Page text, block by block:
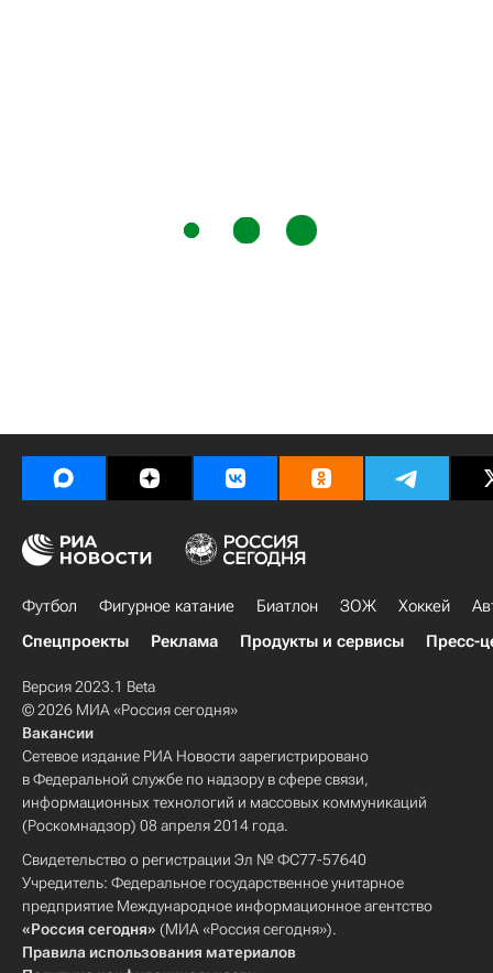
Футбол Фигурное катание Биатлон ЗОЖ Хоккей
Спецпроекты
Реклама Продукты и сервисы Пресс-
Версия 2023.1 Beta
© 2026 МИА «Россия сегодня»
Вакансии
Сетевое издание РИА Новости зарегистрировано
в Федеральной службе по надзору в сфере связи,
информационных технологий и массовых коммуникаций
(Роскомнадзор) 08 апреля 2014 года.
Свидетельство о регистрации Эл № ФС77-57640
Учредитель: Федеральное государственное унитарное
предприятие Международное информационное агентство
«Россия сегодня» (МИА «Россия сегодня»).
Правила использования материалов